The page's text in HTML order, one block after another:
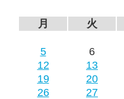
月
火
5
6
12
13
19
20
26
27